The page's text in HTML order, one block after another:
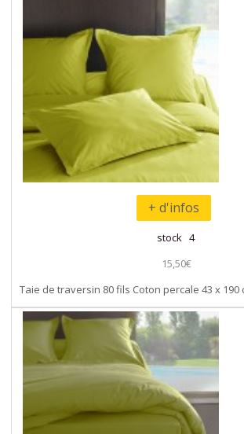
+ d'infos
stock 4
15,50€
Taie de traversin 80 fils Coton percale 43 x 190